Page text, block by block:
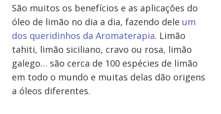
São muitos os benefícios e as aplicações do
óleo de limão no dia a dia, fazendo dele um
dos queridinhos da Aromaterapia. Limão
tahiti, limão siciliano, cravo ou rosa, limão
galego… são cerca de 100 espécies de limão
em todo o mundo e muitas delas dão origens
a óleos diferentes.